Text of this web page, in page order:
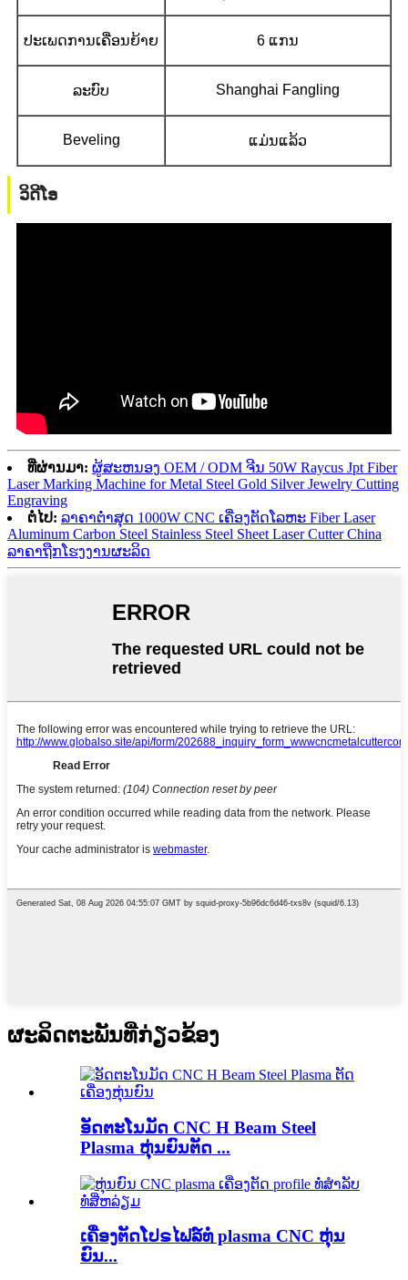
ປະເພດການເຄື່ອນຍ້າຍ 6 ແກນ
ລະບົບ Shanghai Fangling
Beveling ແມ່ນແລ້ວ
ວິດີໂອ
ທີ່ຜ່ານມາ: ຜູ້ສະຫນອງ OEM / ODM ຈີນ 50W Raycus Jpt Fiber
Laser Marking Machine for Metal Steel Gold Silver Jewelry Cutting
Engraving
ຕໍ່ໄປ: ລາຄາຕ່ໍາສຸດ 1000W CNC ເຄື່ອງຕັດໂລຫະ Fiber Laser
Aluminum Carbon Steel Stainless Steel Sheet Laser Cutter China
ລາຄາຖືກໂຮງງານຜະລິດ
ຜະ​ລິດ​ຕະ​ພັນ​ທີ່​ກ່ຽວ​ຂ້ອງ
ອັດຕະໂນມັດ CNC H Beam Steel
Plasma ຫຸ່ນຍົນຕັດ ...
ເຄື່ອງຕັດໂປຣໄຟລ໌ທໍ່ plasma CNC ຫຸ່ນ
ຍົນ...